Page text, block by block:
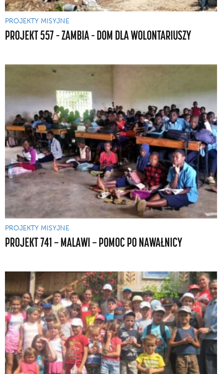
PROJEKTY MISYJNE
PROJEKT 557 – ZAMBIA – DOM DLA WOLONTARIUSZY
PROJEKTY MISYJNE
PROJEKT 741 — MALAWI — POMOC PO NAWAŁNICY